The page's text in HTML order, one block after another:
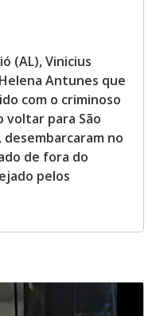
(AL), Vinicius
Antunes que
com o criminoso
voltar para São
desembarcaram no
de fora do
pelos